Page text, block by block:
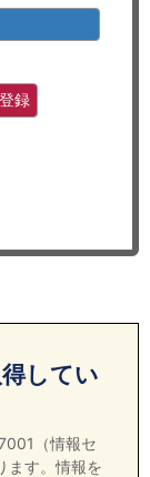
録
してい
（情報セ
ます。情報を